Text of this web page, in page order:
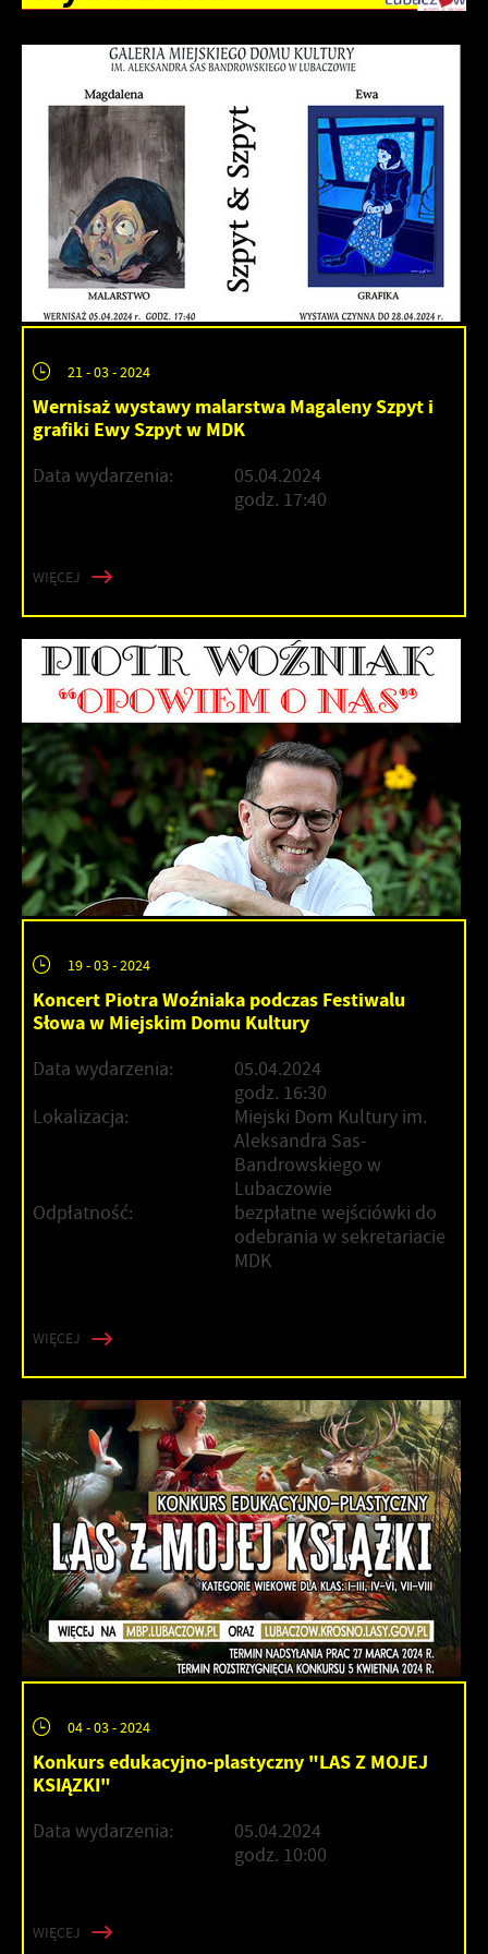
21 - 03 - 2024
Wernisaż wystawy malarstwa Magaleny Szpyt i
grafiki Ewy Szpyt w MDK
Data wydarzenia:
05.04.2024
godz. 17:40
WIĘCEJ
19 - 03 - 2024
Koncert Piotra Woźniaka podczas Festiwalu
Słowa w Miejskim Domu Kultury
Data wydarzenia:
05.04.2024
godz. 16:30
Lokalizacja:
Miejski Dom Kultury im.
Aleksandra Sas-
Bandrowskiego w
Lubaczowie
Odpłatność:
bezpłatne wejściówki do
odebrania w sekretariacie
MDK
WIĘCEJ
04 - 03 - 2024
Konkurs edukacyjno-plastyczny "LAS Z MOJEJ
KSIĄZKI"
Data wydarzenia:
05.04.2024
godz. 10:00
WIĘCEJ